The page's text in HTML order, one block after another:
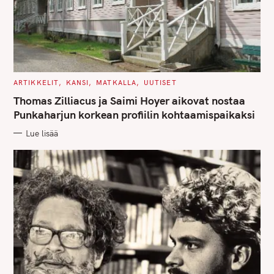
C
T
E
G
O
I
S
ARTIKKELIT KANSI MATKALLA UUTISET
Thomas Zilliacus ja Saimi Hoyer aikovat nostaa
Punkaharjun korkean profiilin kohtaamispaikaksi
Lue lisää